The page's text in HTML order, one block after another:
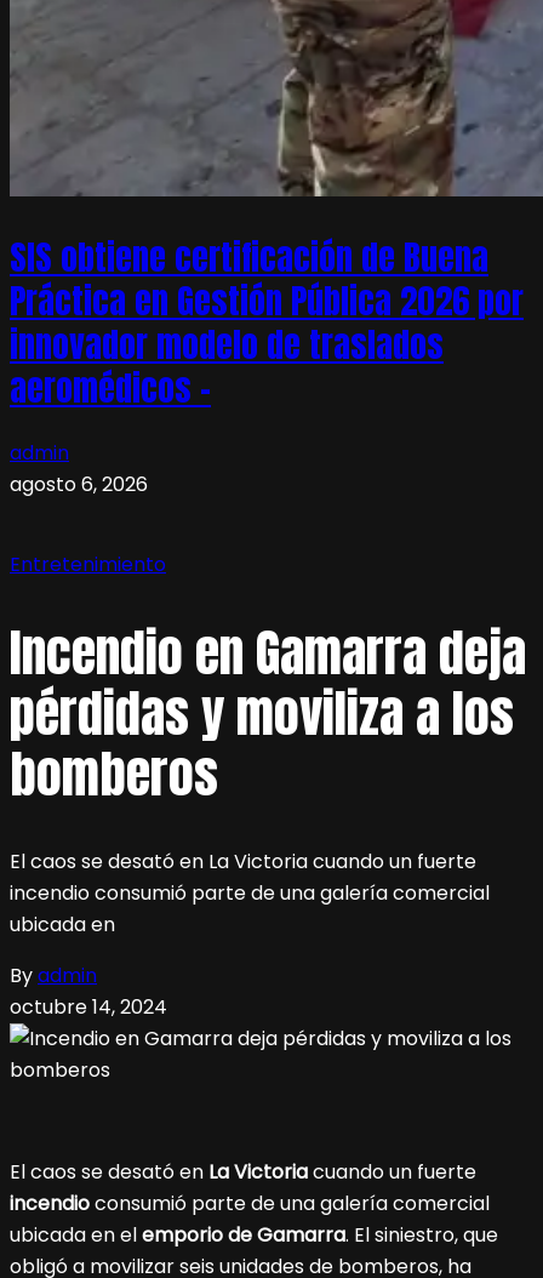
SIS obtiene certificación de Buena
Práctica en Gestión Pública 2026 por
innovador modelo de traslados
aeromédicos –
admin
agosto 6, 2026
Entretenimiento
Incendio en Gamarra deja
pérdidas y moviliza a los
bomberos
El caos se desató en La Victoria cuando un fuerte
incendio consumió parte de una galería comercial
ubicada en
Byadmin
octubre 14, 2024
El caos se desató en La Victoriacuando un fuerte
incendioconsumió parte de una galería comercial
ubicada en elemporio de Gamarra. El siniestro, que
obligó a movilizar seis unidades de bomberos, ha